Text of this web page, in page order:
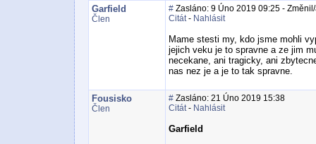
Garfield
Člen
# Zasláno: 9 Úno 2019 09:25 -
Citát- Nahlásit
Mame stesti my, kdo jsme mohli
jejich veku je to spravne a ze jim
necekane, ani tragicky, ani
nas nez je a je to tak spravne.
Fousisko
Člen
# Zasláno: 21 Úno 2019 15:38
Citát- Nahlásit
Garfield